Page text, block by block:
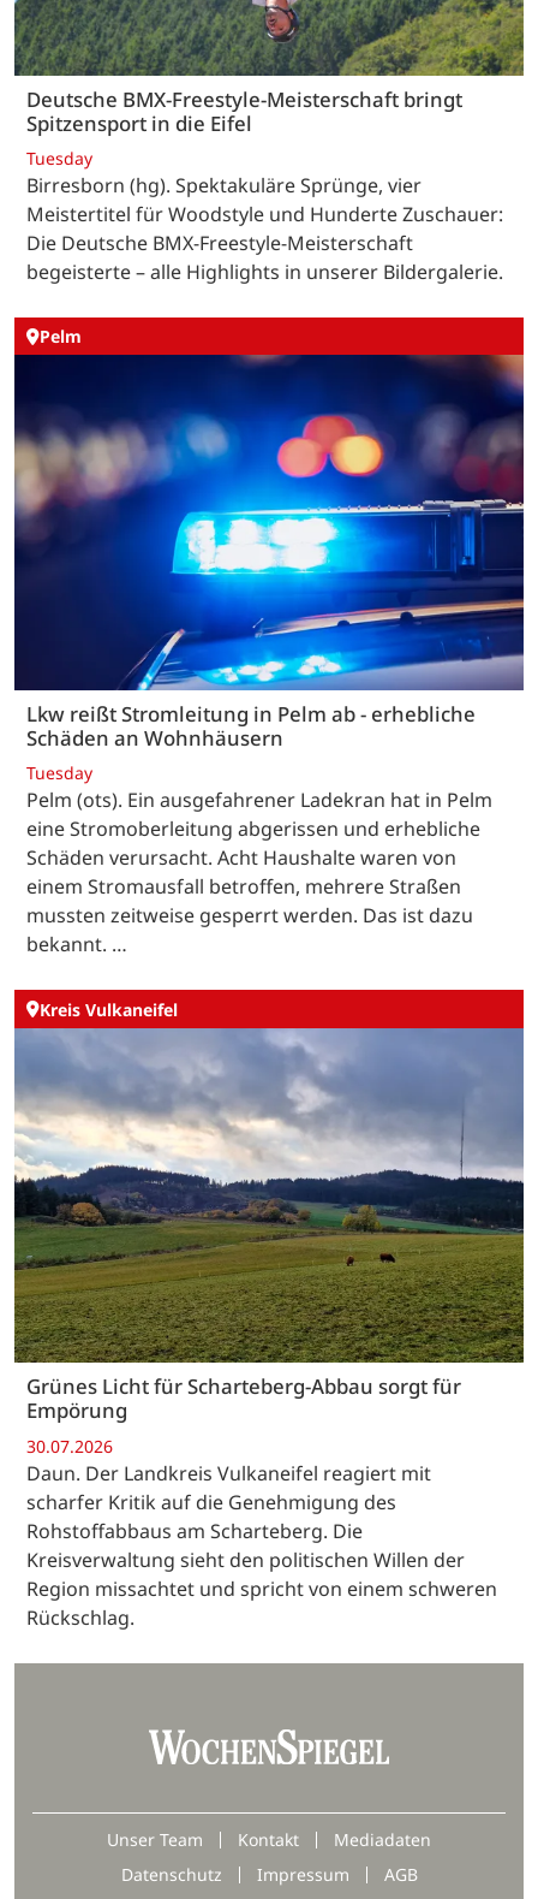
Deutsche BMX-Freestyle-Meisterschaft bringt
Spitzensport in die Eifel
Tuesday
Birresborn (hg). Spektakuläre Sprünge, vier
Meistertitel für Woodstyle und Hunderte Zuschauer:
Die Deutsche BMX-Freestyle-Meisterschaft
begeisterte – alle Highlights in unserer Bildergalerie.
Pelm
Lkw reißt Stromleitung in Pelm ab - erhebliche
Schäden an Wohnhäusern
Tuesday
Pelm (ots). Ein ausgefahrener Ladekran hat in Pelm
eine Stromoberleitung abgerissen und erhebliche
Schäden verursacht. Acht Haushalte waren von
einem Stromausfall betroffen, mehrere Straßen
mussten zeitweise gesperrt werden. Das ist dazu
bekannt. …
Kreis Vulkaneifel
Grünes Licht für Scharteberg-Abbau sorgt für
Empörung
30.07.2026
Daun. Der Landkreis Vulkaneifel reagiert mit
scharfer Kritik auf die Genehmigung des
Rohstoffabbaus am Scharteberg. Die
Kreisverwaltung sieht den politischen Willen der
Region missachtet und spricht von einem schweren
Rückschlag.
Unser Team Kontakt
Mediadaten
Datenschutz
Impressum
AGB